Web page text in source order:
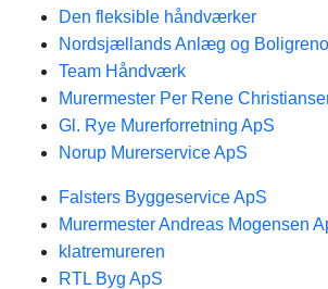
Den fleksible håndværker
Nordsjællands Anlæg og
Team Håndværk
Murermester Per Rene
Gl. Rye Murerforretning ApS
Norup Murerservice ApS
Falsters Byggeservice ApS
Murermester Andreas Mogensen
klatremureren
RTL Byg ApS